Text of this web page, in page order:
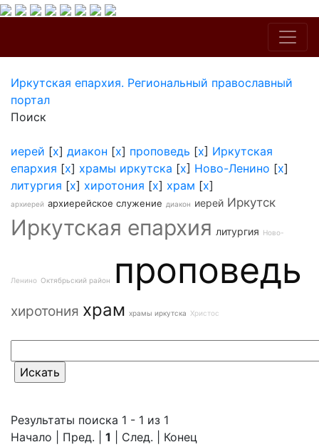
Иркутская епархия. Региональный православный
портал
Поиск
иерей [x] диакон [x] проповедь [x] Иркутская
епархия [x] храмы иркутска [x] Ново-Ленино [x]
литургия [x] хиротония [x] храм [x]
архиерей архиерейское служение диакон иерей Иркутск
Иркутская епархия литургия Ново-
Ленино Октябрьский район проповедь
хиротония храм храмы иркутска Христос
Результаты поиска 1 - 1 из 1
Начало | Пред. | 1 | След. | Конец